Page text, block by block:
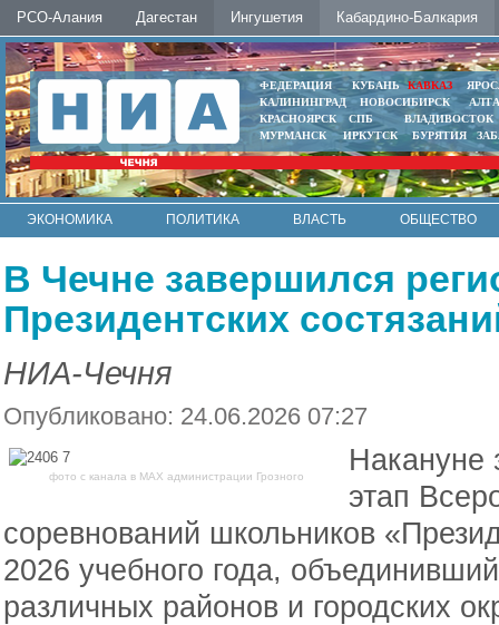
РСО-Алания Дагестан Ингушетия Кабардино-Балкария
ФЕДЕРАЦИЯ КУБАНЬ КАВКАЗ
КАЛИНИНГРАД
НОВОСИБИРСК
КРАСНОЯРСК
СПБ
ВЛАДИВОСТОК
МУРМАНСК
ИРКУТСК БУРЯТИЯ
ЭКОНОМИКА ПОЛИТИКА ВЛАСТЬ
ОБЩЕСТВО
В Чечне завершился
Президентских
НИА-Чечня
Опубликовано: 24.06.2026 07:27
фото с канала в МАХ администрации Грозного
Накануне
этап
соревнований школьников
2026 учебного года,
различных районов и городских